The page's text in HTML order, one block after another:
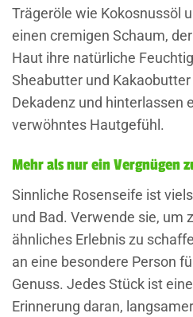
Trägeröle wie Kokosnussöl
einen cremigen Schaum,
Haut ihre natürliche
Sheabutter und
Dekadenz und hinterlassen
verwöhntes Hautgefühl.
Mehr als nur ein Vergnügen
Sinnliche Rosenseife ist
und Bad. Verwende sie, um
ähnliches Erlebnis zu
an eine besondere Person
Genuss. Jedes Stück ist
Erinnerung daran,